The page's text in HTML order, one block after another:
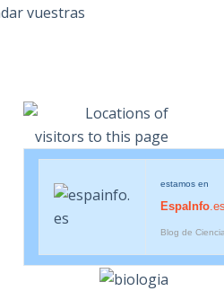
vuestras
estamos en
EspaInfo
Blog de